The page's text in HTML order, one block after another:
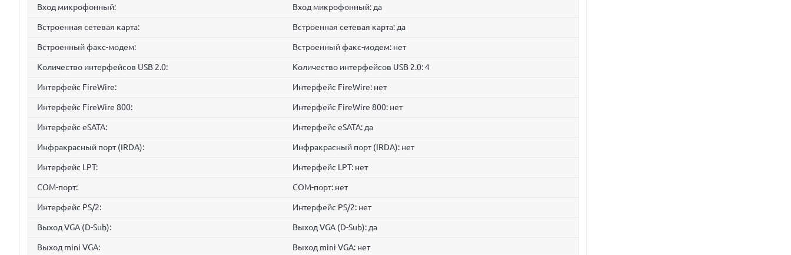
Вход микрофонный: Вход микрофонный: да
Встроенная сетевая карта: Встроенная сетевая карта: да
Встроенный факс-модем: Встроенный факс-модем: нет
Количество интерфейсов USB 2.0: Количество интерфейсов USB 2.0: 4
Интерфейс FireWire: Интерфейс FireWire: нет
Интерфейс FireWire 800: Интерфейс FireWire 800: нет
Интерфейс eSATA: Интерфейс eSATA: да
Инфракрасный порт (IRDA): Инфракрасный порт (IRDA): нет
Интерфейс LPT: Интерфейс LPT: нет
COM-порт: COM-порт: нет
Интерфейс PS/2: Интерфейс PS/2: нет
Выход VGA (D-Sub): Выход VGA (D-Sub): да
Выход mini VGA: Выход mini VGA: нет